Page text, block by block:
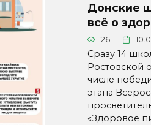
Донские
всё о
26
Сразу 14
Ростовской
числе
этапа
«Здоровое